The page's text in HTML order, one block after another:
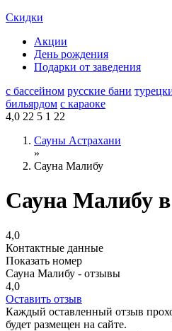
Скидки
Акции
День рождения
Подарки от заведения
с бассейном русские бани
бильярдом с караоке
4,0 22 5 1 22
Сауны Астрахани
»
Сауна Малибу
Сауна Малибу
4,0
Контактные данные
Показать номер
Сауна Малибу - отзывы
4,0
Оставить отзыв
Каждый оставленный отзыв
будет размещен на сайте.